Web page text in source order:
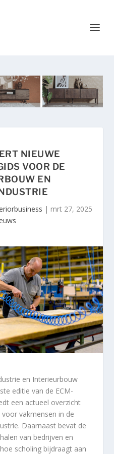
NIEUWE
VOOR DE
EN
| mrt 27, 2025
en Interieurbouw
editie van de ECM-
een actueel overzicht
vakmensen in de
Daarnaast bevat de
van bedrijven en
scholing bijdraagt aan